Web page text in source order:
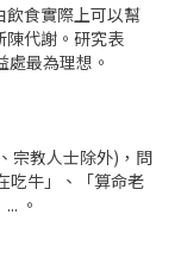
飲食實際上可以幫
陳代謝。研究表
最為理想。
宗教人士除外)，問
吃牛」、「算命老
。